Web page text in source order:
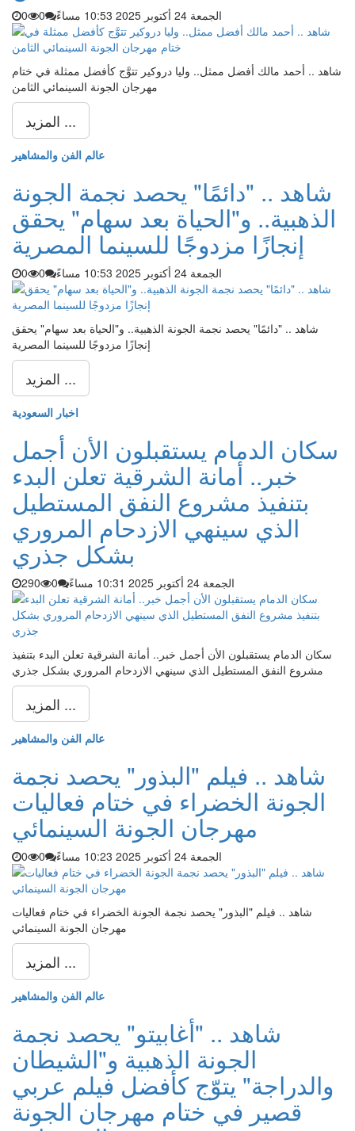
الجمعة 24 أكتوبر 2025 10:53 مساءً 0
0
شاهد .. أحمد مالك أفضل ممثل.. وليا دروكير تتوَّج كأفضل ممثلة في ختام
مهرجان الجونة السينمائي الثامن
المزيد ...
عالم الفن والمشاهير
شاهد .. "دائمًا" يحصد نجمة الجونة
الذهبية.. و"الحياة بعد سهام" يحقق
إنجازًا مزدوجًا للسينما المصرية
الجمعة 24 أكتوبر 2025 10:53 مساءً 0
0
شاهد .. "دائمًا" يحصد نجمة الجونة الذهبية.. و"الحياة بعد سهام" يحقق
إنجازًا مزدوجًا للسينما المصرية
المزيد ...
اخبار السعودية
سكان الدمام يستقبلون الأن أجمل
خبر.. أمانة الشرقية تعلن البدء
بتنفيذ مشروع النفق المستطيل
الذي سينهي الازدحام المروري
بشكل جذري
الجمعة 24 أكتوبر 2025 10:31 مساءً 0
290
سكان الدمام يستقبلون الأن أجمل خبر.. أمانة الشرقية تعلن البدء بتنفيذ
مشروع النفق المستطيل الذي سينهي الازدحام المروري بشكل جذري
المزيد ...
عالم الفن والمشاهير
شاهد .. فيلم "البذور" يحصد نجمة
الجونة الخضراء في ختام فعاليات
مهرجان الجونة السينمائي
الجمعة 24 أكتوبر 2025 10:23 مساءً 0
0
شاهد .. فيلم "البذور" يحصد نجمة الجونة الخضراء في ختام فعاليات
مهرجان الجونة السينمائي
المزيد ...
عالم الفن والمشاهير
شاهد .. "أغابيتو" يحصد نجمة
الجونة الذهبية و"الشيطان
والدراجة" يتوّج كأفضل فيلم عربي
قصير في ختام مهرجان الجونة